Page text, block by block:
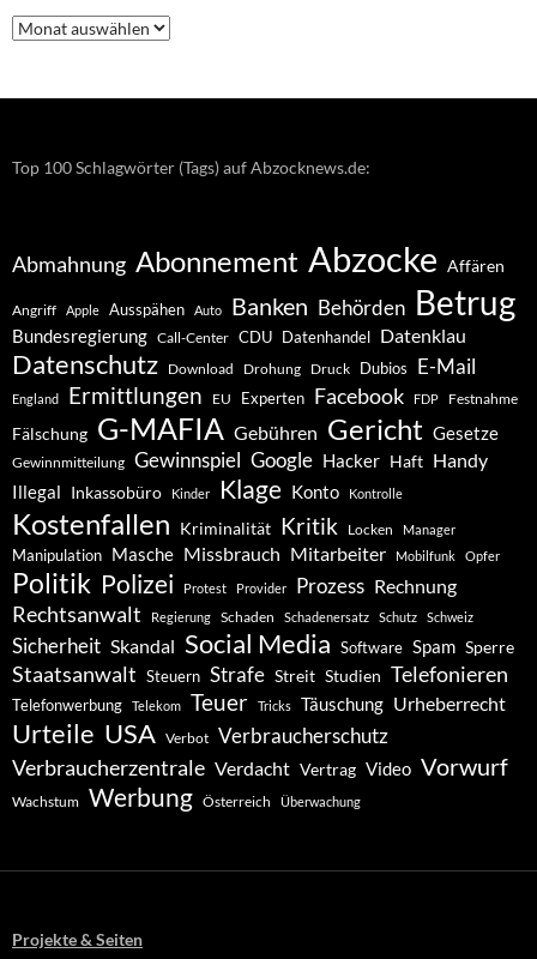
Nachrichten
–
Top 100 Schlagwörter (Tags) auf Abzocknews.de:
Abmahnung Abonnement Abzocke Affären
Angriff Apple Ausspähen Auto Banken Behörden Betrug
Bundesregierung Call-Center CDU Datenhandel Datenklau
Datenschutz Download Drohung Druck Dubios E-Mail
England Ermittlungen EU Experten Facebook FDP Festnahme
Fälschung G-MAFIA Gebühren Gericht Gesetze
Gewinnmitteilung Gewinnspiel Google Hacker Haft Handy
Illegal Inkassobüro Kinder Klage Konto Kontrolle
Kostenfallen Kriminalität Kritik Locken Manager
Manipulation Masche Missbrauch Mitarbeiter Mobilfunk Opfer
Politik Polizei Protest Provider Prozess Rechnung
Rechtsanwalt Regierung Schaden Schadenersatz Schutz Schweiz
Sicherheit Skandal Social Media Software Spam Sperre
Staatsanwalt Steuern Strafe Streit Studien Telefonieren
Telefonwerbung Telekom Teuer Tricks Täuschung Urheberrecht
Urteile USA Verbot Verbraucherschutz
Verbraucherzentrale Verdacht Vertrag Video Vorwurf
Wachstum Werbung Österreich Überwachung
Projekte & Seiten